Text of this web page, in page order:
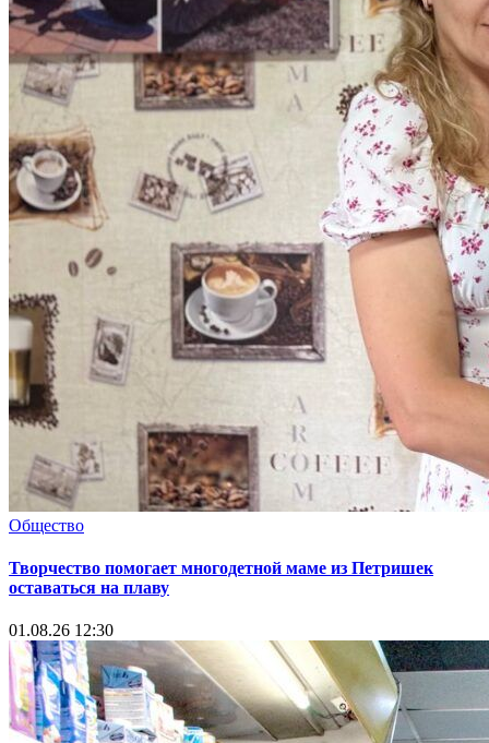
Общество
Творчество помогает многодетной маме из Петришек
оставаться на плаву
01.08.26 12:30